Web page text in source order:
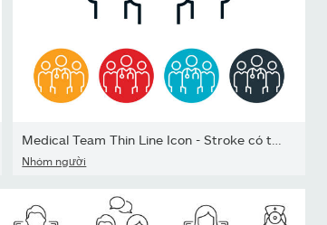
Nhóm người